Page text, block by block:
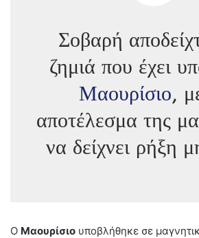
Σοβαρή
ζημιά που έχει
Μαουρίσιο,
αποτέλεσμα της
να δείχνει ρήξη
Ο Μαουρίσιο υποβλήθηκε σε